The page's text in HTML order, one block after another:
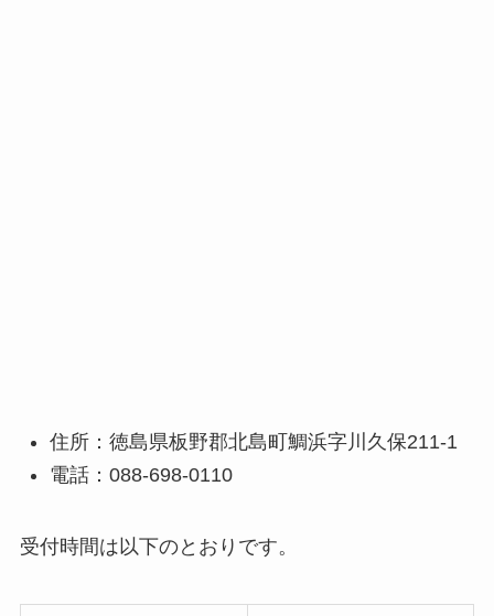
住所：徳島県板野郡北島町鯛浜字川久保211-1
電話：088-698-0110
受付時間は以下のとおりです。